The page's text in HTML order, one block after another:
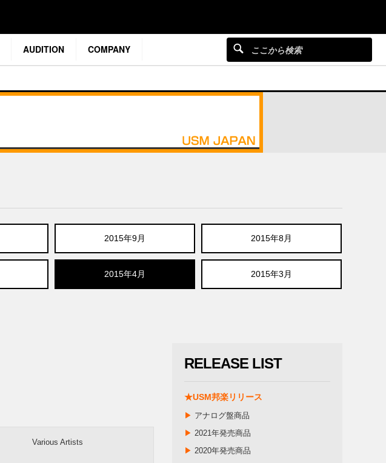
AUDITION COMPANY
2015年9月 2015年8月
2015年4月 2015年3月
Various Artists
RELEASE LIST
★USM邦楽リリース
▶ アナログ盤商品
▶ 2021年発売商品
▶ 2020年発売商品